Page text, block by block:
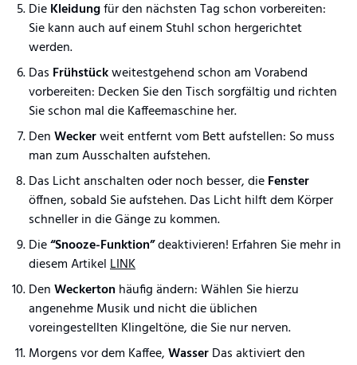
DieKleidungfür den nächsten Tag schon vorbereiten:
Sie kann auch auf einem Stuhl schon hergerichtet
werden.
Das Frühstückweitestgehend schon am Vorabend
vorbereiten: Decken Sie den Tisch sorgfältig und richten
Sie schon mal die Kaffeemaschine her.
DenWeckerweit entfernt vom Bett aufstellen: So muss
man zum Ausschalten aufstehen.
Das Licht anschalten oder noch besser, dieFenster
öffnen, sobald Sie aufstehen. Das Licht hilft dem Körper
schneller in die Gänge zu kommen.
Die“Snooze-Funktion”deaktivieren! Erfahren Sie mehr in
diesem ArtikelLINK
DenWeckerton häufig ändern: Wählen Sie hierzu
angenehme Musik und nicht die üblichen
voreingestellten Klingeltöne, die Sie nur nerven.
Morgens vor dem Kaffee,WasserDas aktiviert den